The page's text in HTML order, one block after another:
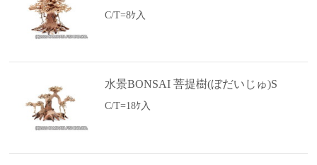
C/T=8ｹ入
水景BONSAI 菩提樹(ぼだいじゅ)S
C/T=18ｹ入